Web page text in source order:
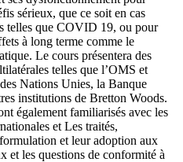
sérieux, que ce soit en cas
telles que COVID 19, ou pour
à long terme comme le
Le cours présentera des
telles que l’OMS et
des Nations Unies, la Banque
institutions de Bretton Woods.
également familiarisés avec les
et Les traités,
et leur adoption aux
et les questions de conformité à